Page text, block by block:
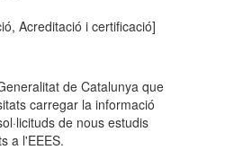
Acreditació i certificació]
de Catalunya que
carregar la informació
de nous estudis
a l'EEES.